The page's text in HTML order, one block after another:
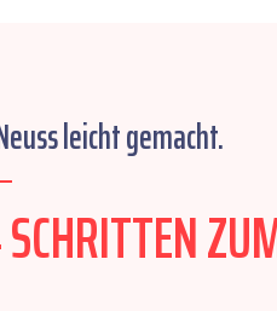
leicht gemacht.